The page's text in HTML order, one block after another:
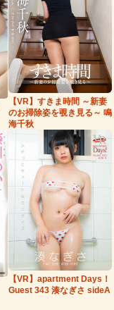
【VR】すきま時間 ～新妻
のお掃除姿を覗き見る～ 鳴
海千秋
【VR】apartment Days！
Guest 343 湊なぎさ sideA